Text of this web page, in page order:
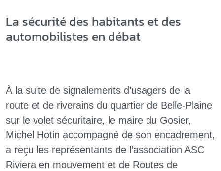
La sécurité des habitants et des
automobilistes en débat
À la suite de signalements d’usagers de la
route et de riverains du quartier de Belle-Plaine
sur le volet sécuritaire, le maire du Gosier,
Michel Hotin accompagné de son encadrement,
a reçu les représentants de l’association ASC
Riviera en mouvement et de Routes de